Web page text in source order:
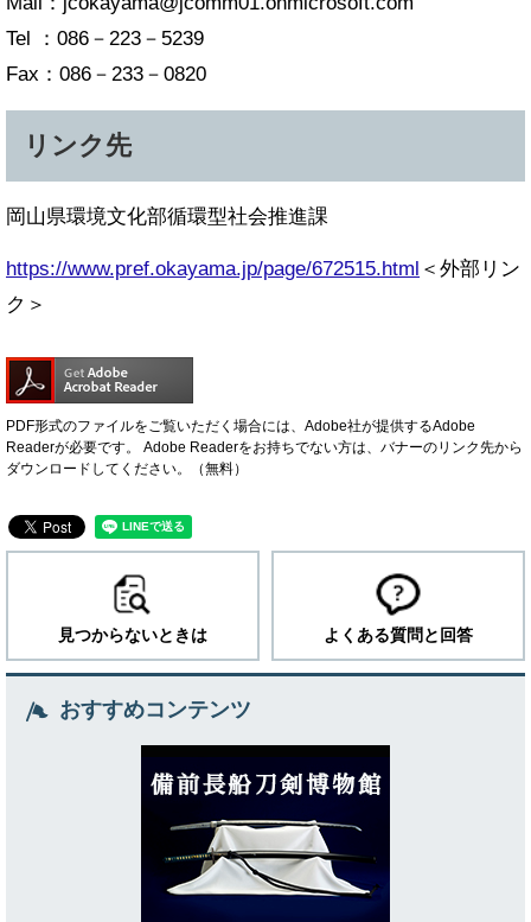
Tel ：086－223－5239
Fax：086－233－0820​
リンク先
岡山県環境文化部循環型社会推進課
https://www.pref.okayama.jp/page/672515.html ＜外部リン
ク＞
PDF形式のファイルをご覧いただく場合には、Adobe社が提供するAdobe
Readerが必要です。
Adobe Readerをお持ちでない方は、バナーのリンク先から
ダウンロードしてください。（無料）
見つからないときは よくある質問と回答
おすすめコンテンツ